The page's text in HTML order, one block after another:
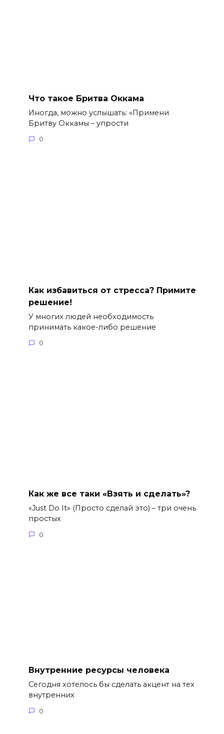
Что такое Бритва Оккама
Иногда, можно услышать: «Примени
Бритву Оккамы – упрости
0
Как избавиться от стресса? Примите
решение!
У многих людей необходимость
принимать какое-либо решение
0
Как же все таки «Взять и сделать»?
«Just Do It» (Просто сделай это) – три очень
простых
0
Внутренние ресурсы человека
Сегодня хотелось бы сделать акцент на тех
внутренних
0